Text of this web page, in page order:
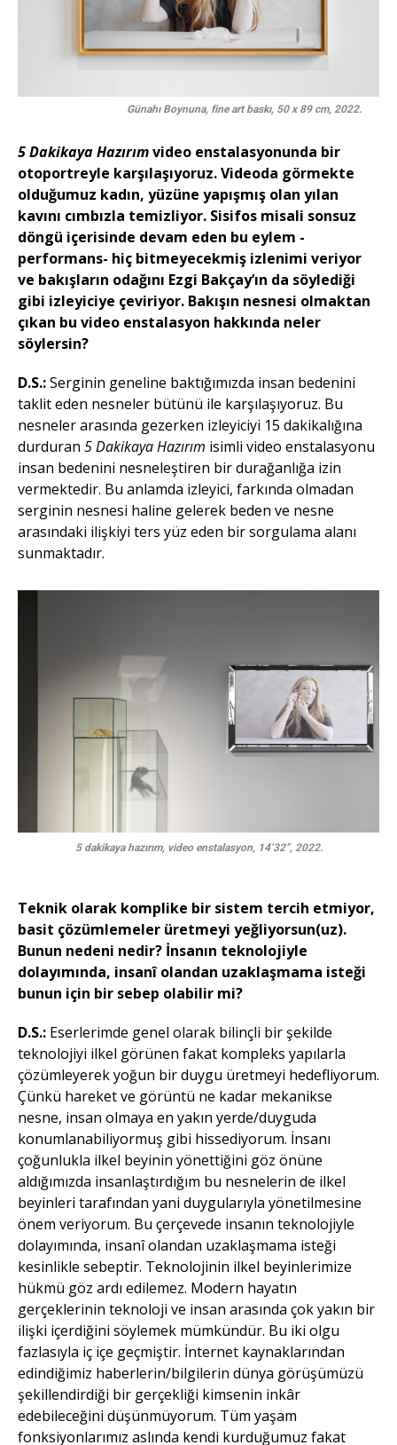
Günahı Boynuna, fine art baskı, 50 x 89 cm, 2022.
5 Dakikaya Hazırımvideo enstalasyonunda bir
otoportreyle karşılaşıyoruz. Videoda görmekte
olduğumuz kadın, yüzüne yapışmış olan yılan
kavını cımbızla temizliyor. Sisifos misali sonsuz
döngü içerisinde devam eden bu eylem -
performans- hiç bitmeyecekmiş izlenimi veriyor
ve bakışların odağını Ezgi Bakçay’ın da söylediği
gibi izleyiciye çeviriyor. Bakışın nesnesi olmaktan
çıkan bu video enstalasyon hakkında neler
söylersin?
D.S.:Serginin geneline baktığımızda insan bedenini
taklit eden nesneler bütünü ile karşılaşıyoruz. Bu
nesneler arasında gezerken izleyiciyi 15 dakikalığına
durduran 5 Dakikaya Hazırım isimli video enstalasyonu
insan bedenini nesneleştiren bir durağanlığa izin
vermektedir. Bu anlamda izleyici, farkında olmadan
serginin nesnesi haline gelerek beden ve nesne
arasındaki ilişkiyi ters yüz eden bir sorgulama alanı
sunmaktadır.
5 dakikaya hazırım, video enstalasyon, 14’32”, 2022.
Teknik olarak komplike bir sistem tercih etmiyor,
basit çözümlemeler üretmeyi yeğliyorsun(uz).
Bunun nedeni nedir? İnsanın teknolojiyle
dolayımında, insanî olandan uzaklaşmama isteği
bunun için bir sebep olabilir mi?
D.S.: Eserlerimde genel olarak bilinçli bir şekilde
teknolojiyi ilkel görünen fakat kompleks yapılarla
çözümleyerek yoğun bir duygu üretmeyi hedefliyorum.
Çünkü hareket ve görüntü ne kadar mekanikse
nesne, insan olmaya en yakın yerde/duyguda
konumlanabiliyormuş gibi hissediyorum. İnsanı
çoğunlukla ilkel beyinin yönettiğini göz önüne
aldığımızda insanlaştırdığım bu nesnelerin de ilkel
beyinleri tarafından yani duygularıyla yönetilmesine
önem veriyorum. Bu çerçevede insanın teknolojiyle
dolayımında, insanî olandan uzaklaşmama isteği
kesinlikle sebeptir. Teknolojinin ilkel beyinlerimize
hükmü göz ardı edilemez. Modern hayatın
gerçeklerinin teknoloji ve insan arasında çok yakın bir
ilişki içerdiğini söylemek mümkündür. Bu iki olgu
fazlasıyla iç içe geçmiştir. İnternet kaynaklarından
edindiğimiz haberlerin/bilgilerin dünya görüşümüzü
şekillendirdiği bir gerçekliği kimsenin inkâr
edebileceğini düşünmüyorum. Tüm yaşam
fonksiyonlarımız aslında kendi kurduğumuz fakat